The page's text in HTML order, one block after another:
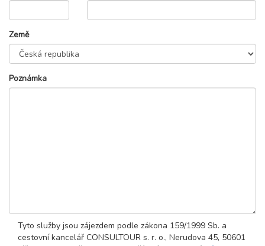
Země
Poznámka
Tyto služby jsou zájezdem podle zákona 159/1999 Sb. a
cestovní kancelář CONSULTOUR s. r. o., Nerudova 45, 50601